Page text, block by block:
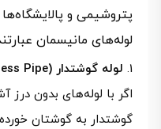
پتروشیمی و
لوله‌های مانیسمان
لوله گوشتدار (Heavy Wall Seamless Pipe)
اگر با لوله‌های بدون درز
گوشتدار به گوشتان